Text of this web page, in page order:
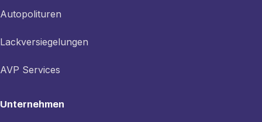
Autopolituren
Lackversiegelungen
AVP Services
Unternehmen